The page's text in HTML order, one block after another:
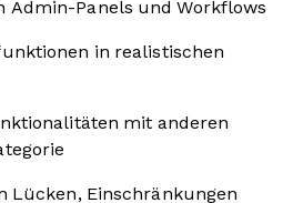
Admin-Panels und Workflows
in realistischen
mit anderen
Lücken, Einschränkungen